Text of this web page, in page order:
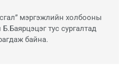
мэргэжлийн холбооны
Б.Баярцэцэг тус сургалтад
байна.